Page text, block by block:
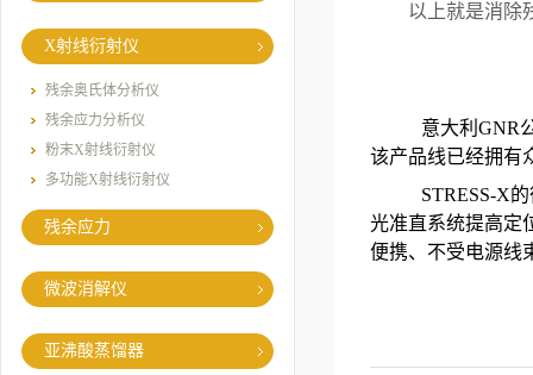
X射线衍射仪
残余奥氏体分析仪
残余应力分析仪
粉末X射线衍射仪
多功能X射线衍射仪
残余应力
微波消解仪
亚沸酸蒸馏器
以上就是消除
意大利 GNR
该产品线已经拥有
STRESS-X
光准直系统提高定
便携、不受电源线